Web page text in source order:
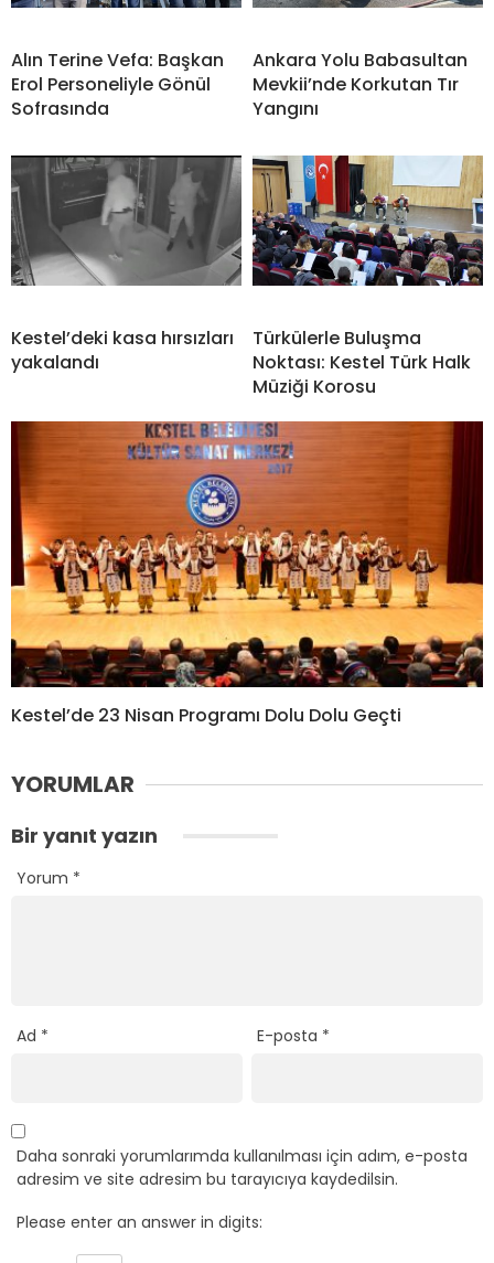
Alın Terine Vefa: Başkan
Erol Personeliyle Gönül
Sofrasında
Ankara Yolu Babasultan
Mevkii’nde Korkutan Tır
Yangını
Kestel’deki kasa hırsızları
yakalandı
Türkülerle Buluşma
Noktası: Kestel Türk Halk
Müziği Korosu
Kestel’de 23 Nisan Programı Dolu Dolu Geçti
YORUMLAR
Bir yanıt yazın
Yorum *
Ad * E-posta *
Daha sonraki yorumlarımda kullanılması için adım, e-posta
adresim ve site adresim bu tarayıcıya kaydedilsin.
Please enter an answer in digits: